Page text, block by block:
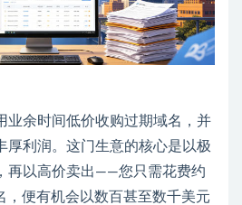
业余时间低价收购过期域名，并
厚利润。这门生意的核心是以极
再以高价卖出——您只需花费约
，便有机会以数百甚至数千美元